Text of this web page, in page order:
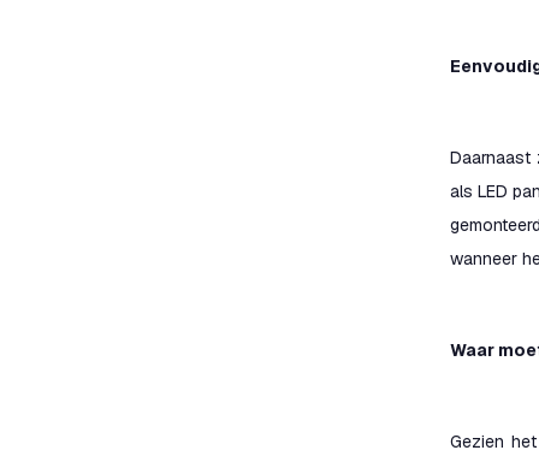
Daarnaast
als LED
wanneer
Waar
Gezien